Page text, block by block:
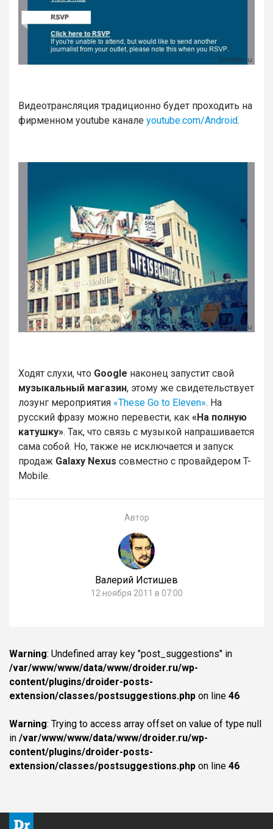
Видеотрансляция традиционно будет проходить на
фирменном youtube канале youtube.com/Android.
Ходят слухи, что Google наконец запустит свой
музыкальный магазин, этому же свидетельствует
лозунг мероприятия «These Go to Eleven». На
русский фразу можно перевести, как «На полную
катушку». Так, что связь с музыкой напрашивается
сама собой. Но, также не исключается и запуск
продаж Galaxy Nexus совместно с провайдером T-
Mobile.
Автор
Валерий Истишев
12 ноября 2011 в 07:00
Warning: Undefined array key "post_suggestions" in
/var/www/www/data/www/droider.ru/wp-
content/plugins/droider-posts-
extension/classes/postsuggestions.php on line 46
Warning: Trying to access array offset on value of type null
in /var/www/www/data/www/droider.ru/wp-
content/plugins/droider-posts-
extension/classes/postsuggestions.php on line 46